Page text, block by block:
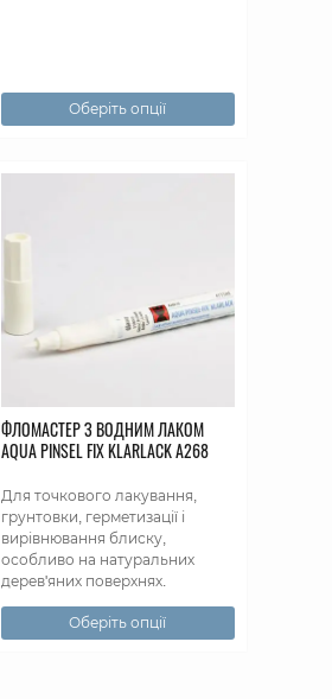
Оберіть опції
ФЛОМАСТЕР З ВОДНИМ ЛАКОМ
AQUA PINSEL FIX KLARLACK А268
Для точкового лакування,
грунтовки, герметизації і
вирівнювання блиску,
особливо на натуральних
дерев'яних поверхнях.
Оберіть опції